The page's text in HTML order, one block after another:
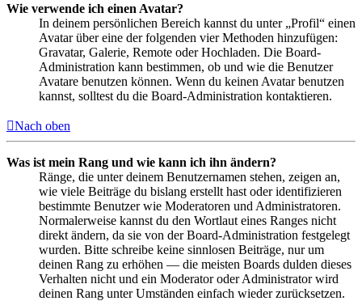
Wie verwende ich einen Avatar?
In deinem persönlichen Bereich kannst du unter „Profil“ einen
Avatar über eine der folgenden vier Methoden hinzufügen:
Gravatar, Galerie, Remote oder Hochladen. Die Board-
Administration kann bestimmen, ob und wie die Benutzer
Avatare benutzen können. Wenn du keinen Avatar benutzen
kannst, solltest du die Board-Administration kontaktieren.
Nach oben
Was ist mein Rang und wie kann ich ihn ändern?
Ränge, die unter deinem Benutzernamen stehen, zeigen an,
wie viele Beiträge du bislang erstellt hast oder identifizieren
bestimmte Benutzer wie Moderatoren und Administratoren.
Normalerweise kannst du den Wortlaut eines Ranges nicht
direkt ändern, da sie von der Board-Administration festgelegt
wurden. Bitte schreibe keine sinnlosen Beiträge, nur um
deinen Rang zu erhöhen — die meisten Boards dulden dieses
Verhalten nicht und ein Moderator oder Administrator wird
deinen Rang unter Umständen einfach wieder zurücksetzen.